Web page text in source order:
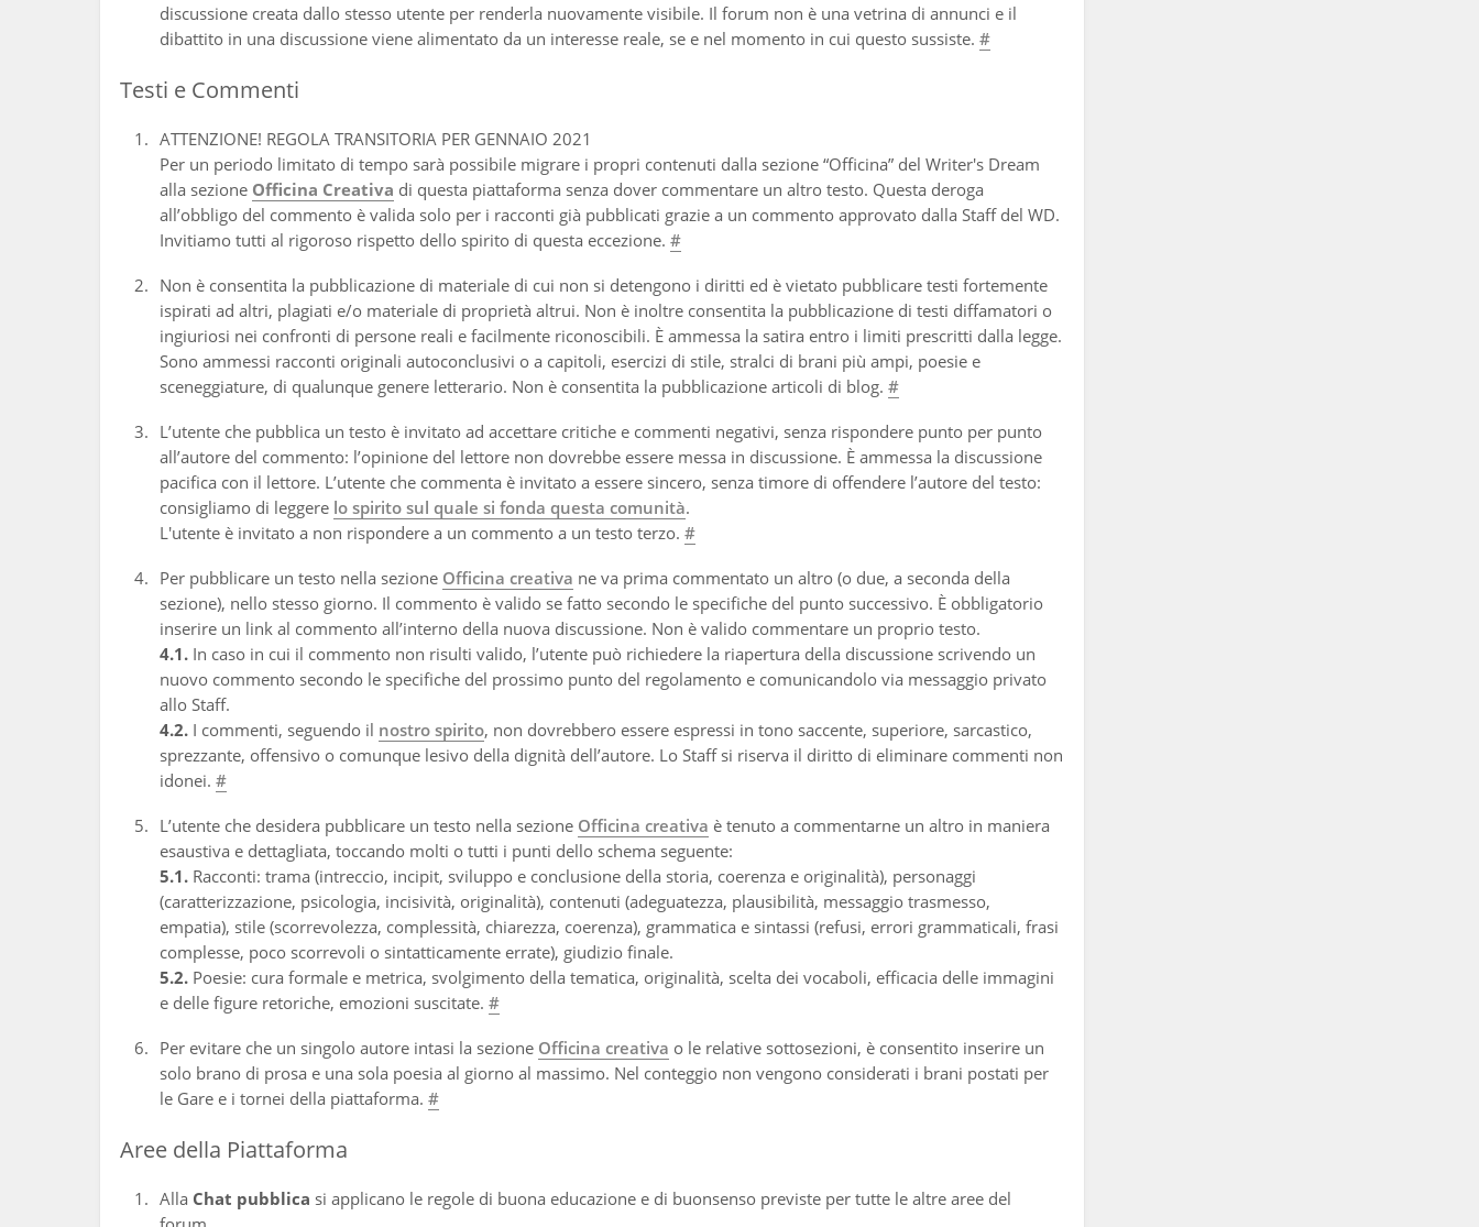
discussione creata dallo stesso utente per renderla nuovamente visibile. Il forum non è una vetrina di annunci e il
dibattito in una discussione viene alimentato da un interesse reale, se e nel momento in cui questo sussiste. #
Testi e Commenti
ATTENZIONE! REGOLA TRANSITORIA PER GENNAIO 2021
Per un periodo limitato di tempo sarà possibile migrare i propri contenuti dalla sezione “Officina” del Writer's Dream
alla sezione Officina Creativa di questa piattaforma senza dover commentare un altro testo. Questa deroga
all’obbligo del commento è valida solo per i racconti già pubblicati grazie a un commento approvato dalla Staff del WD.
Invitiamo tutti al rigoroso rispetto dello spirito di questa eccezione. #
Non è consentita la pubblicazione di materiale di cui non si detengono i diritti ed è vietato pubblicare testi fortemente
ispirati ad altri, plagiati e/o materiale di proprietà altrui. Non è inoltre consentita la pubblicazione di testi diffamatori o
ingiuriosi nei confronti di persone reali e facilmente riconoscibili. È ammessa la satira entro i limiti prescritti dalla legge.
Sono ammessi racconti originali autoconclusivi o a capitoli, esercizi di stile, stralci di brani più ampi, poesie e
sceneggiature, di qualunque genere letterario. Non è consentita la pubblicazione articoli di blog. #
L’utente che pubblica un testo è invitato ad accettare critiche e commenti negativi, senza rispondere punto per punto
all’autore del commento: l’opinione del lettore non dovrebbe essere messa in discussione. È ammessa la discussione
pacifica con il lettore. L’utente che commenta è invitato a essere sincero, senza timore di offendere l’autore del testo:
consigliamo di leggere lo spirito sul quale si fonda questa comunità.
L'utente è invitato a non rispondere a un commento a un testo terzo. #
Per pubblicare un testo nella sezione Officina creativa ne va prima commentato un altro (o due, a seconda della
sezione), nello stesso giorno. Il commento è valido se fatto secondo le specifiche del punto successivo. È obbligatorio
inserire un link al commento all’interno della nuova discussione. Non è valido commentare un proprio testo.
4.1. In caso in cui il commento non risulti valido, l’utente può richiedere la riapertura della discussione scrivendo un
nuovo commento secondo le specifiche del prossimo punto del regolamento e comunicandolo via messaggio privato
allo Staff.
4.2. I commenti, seguendo il nostro spirito, non dovrebbero essere espressi in tono saccente, superiore, sarcastico,
sprezzante, offensivo o comunque lesivo della dignità dell’autore. Lo Staff si riserva il diritto di eliminare commenti non
idonei. #
L’utente che desidera pubblicare un testo nella sezione Officina creativa è tenuto a commentarne un altro in maniera
esaustiva e dettagliata, toccando molti o tutti i punti dello schema seguente:
5.1. Racconti: trama (intreccio, incipit, sviluppo e conclusione della storia, coerenza e originalità), personaggi
(caratterizzazione, psicologia, incisività, originalità), contenuti (adeguatezza, plausibilità, messaggio trasmesso,
empatia), stile (scorrevolezza, complessità, chiarezza, coerenza), grammatica e sintassi (refusi, errori grammaticali, frasi
complesse, poco scorrevoli o sintatticamente errate), giudizio finale.
5.2. Poesie: cura formale e metrica, svolgimento della tematica, originalità, scelta dei vocaboli, efficacia delle immagini
e delle figure retoriche, emozioni suscitate. #
Per evitare che un singolo autore intasi la sezione Officina creativa o le relative sottosezioni, è consentito inserire un
solo brano di prosa e una sola poesia al giorno al massimo. Nel conteggio non vengono considerati i brani postati per
le Gare e i tornei della piattaforma. #
Aree della Piattaforma
Alla Chat pubblica si applicano le regole di buona educazione e di buonsenso previste per tutte le altre aree del